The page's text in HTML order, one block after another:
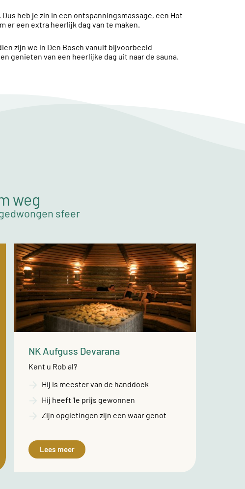
heb je zin in een ontspanningsmassage, een Hot
er een extra heerlijk dag van te maken.
zijn we in Den Bosch vanuit bijvoorbeeld
genieten van een heerlijke dag uit naar de sauna.
weg
sfeer
NK Aufguss Devarana
Kent u Rob al?
Hij is meester van de handdoek
Hij heeft 1e prijs gewonnen
Zijn opgietingen zijn een waar genot
Lees meer